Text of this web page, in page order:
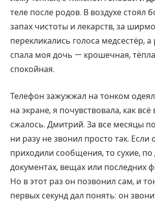
теле после родов. В воздухе стоял
запах чистоты и лекарств, за
перекликались голоса медсестёр,
спала моя дочь — крошечная,
спокойная.
Телефон зажужжал на тонком
на экране, я почувствовала, как всё
сжалось. Дмитрий. За все месяцы
ни разу не звонил просто так. Если
приходили сообщения, то сухие, по
документах, вещах или последних
Но в этот раз он позвонил сам, и
первых секунд дал понять: он